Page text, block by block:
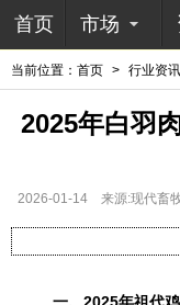
首页 市场
当前位置： 首页 > 行业资讯
2025年白羽
2026-01-14 来源:现代畜